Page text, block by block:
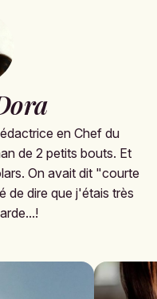
en Chef du
de 2 petits bouts. Et
On avait dit "courte
de dire que j'étais très